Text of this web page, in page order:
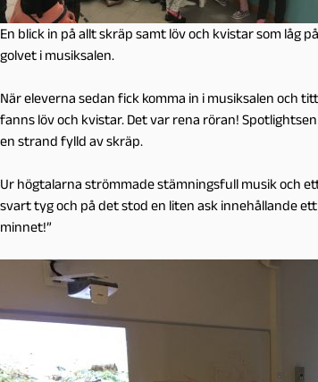
En blick in på allt skräp samt löv och kvistar som låg på
golvet i musiksalen.
När eleverna sedan fick komma in i musiksalen och
fanns löv och kvistar. Det var rena röran!
en strand fylld av skräp.
Ur högtalarna strömmade stämningsfull musik och
svart tyg och på det stod en liten ask innehållande
minnet!”